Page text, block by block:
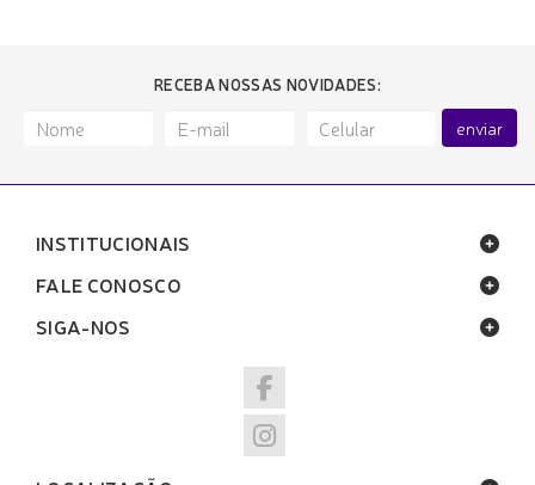
RECEBA NOSSAS NOVIDADES:
enviar
INSTITUCIONAIS
FALE CONOSCO
SIGA-NOS